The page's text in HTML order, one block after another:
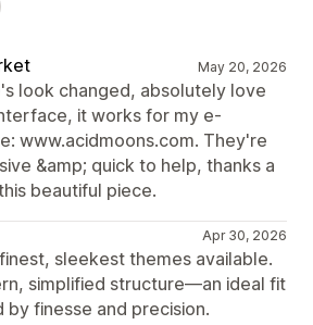
May 20, 2026
look changed, absolutely love
it works for my e-
www.acidmoons.com. They're
&amp; quick to help, thanks a
beautiful piece.
Apr 30, 2026
sleekest themes available.
simplified structure—an ideal fit
finesse and precision.